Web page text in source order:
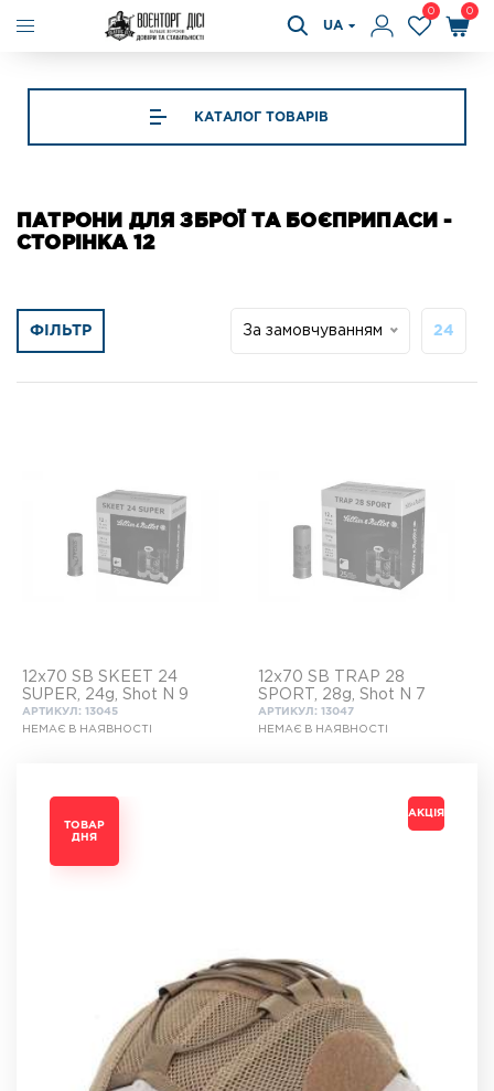
UA
0 0
КАТАЛОГ ТОВАРІВ
ПАТРОНИ ДЛЯ ЗБРОЇ ТА БОЄПРИПАСИ -
СТОРІНКА 12
ФІЛЬТР За замовчуванням 24
12x70 SB SKEET 24
SUPER, 24g, Shot N 9
АРТИКУЛ: 13045
НЕМАЄ В НАЯВНОСТІ
12x70 SB TRAP 28
SPORT, 28g, Shot N 7
АРТИКУЛ: 13047
НЕМАЄ В НАЯВНОСТІ
ТОВАР
ДНЯ
АКЦІЯ
ТОВАР
ДНЯ
АКЦІЯ
ТОВАР
ДНЯ
АКЦІЯ
ТОВАР
ДНЯ
АКЦІЯ